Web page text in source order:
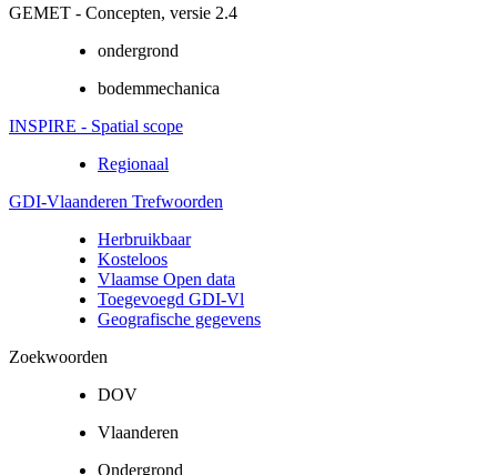
GEMET - Concepten, versie 2.4
ondergrond
bodemmechanica
INSPIRE - Spatial scope
Regionaal
GDI-Vlaanderen Trefwoorden
Herbruikbaar
Kosteloos
Vlaamse Open data
Toegevoegd GDI-Vl
Geografische gegevens
Zoekwoorden
DOV
Vlaanderen
Ondergrond